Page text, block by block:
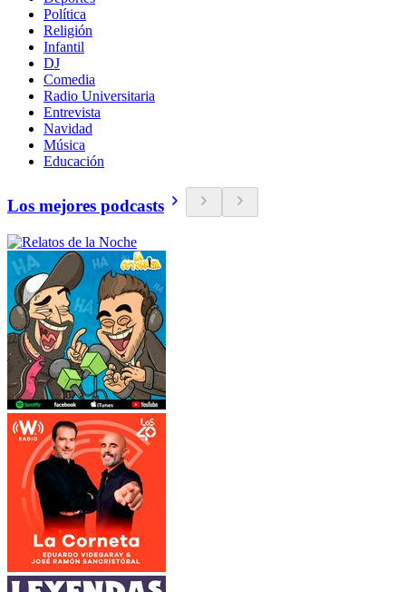
Política
Religión
Infantil
DJ
Comedia
Radio Universitaria
Entrevista
Navidad
Música
Educación
Los mejores podcasts